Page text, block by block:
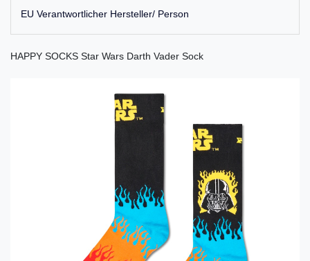
EU Verantwortlicher Hersteller/ Person
HAPPY SOCKS Star Wars Darth Vader Sock